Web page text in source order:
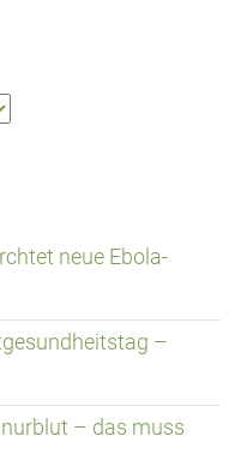
neue Ebola-
–
– das muss